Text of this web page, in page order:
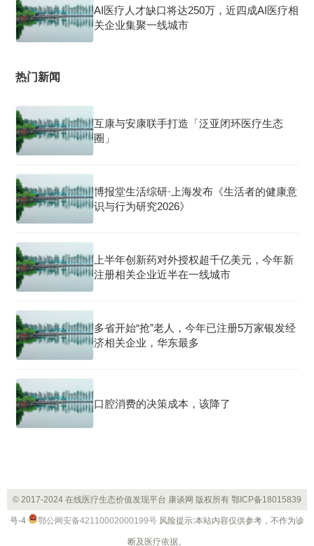
AI医疗人才缺口将达250万，近四成AI医疗相
关企业集聚一线城市
热门新闻
互康与安康联手打造「泛亚闭环医疗生态
圈」
博报堂生活综研·上海发布《生活者的健康意
识与行为研究2026》
上半年创新药对外授权超千亿美元，今年新
注册相关企业近半在一线城市
多省开始“抢”老人，今年已注册5万家银发经
济相关企业，华东最多
口腔消费的决策成本，该降了
© 2017-2024 在线医疗生态价值发现平台 康谈网 版权所有 鄂ICP备18015839
号-4 鄂公网安备42110002000199号 风险提示:本站内容仅供参考，不作为诊
断及医疗依据。